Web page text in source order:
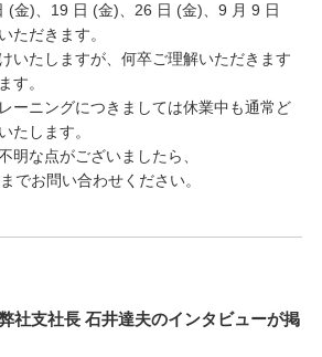
(金)、19 日 (金)、26 日 (金)、9 月 9 日
ただきます。
いたしますが、何卒ご理解いただきます
す。
ーニングにつきましては休業中も通常ど
たします。
明な点がございましたら、
までお問い合わせください。
社支社長 石井達夫のインタビューが掲